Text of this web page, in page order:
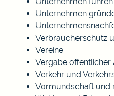
Unternehmen
Verbraucherschutz
Vereine
Vergabe öffentlicher
Verkehr und
Vormundschaft und